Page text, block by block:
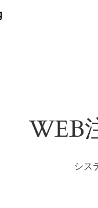
WEB
シス